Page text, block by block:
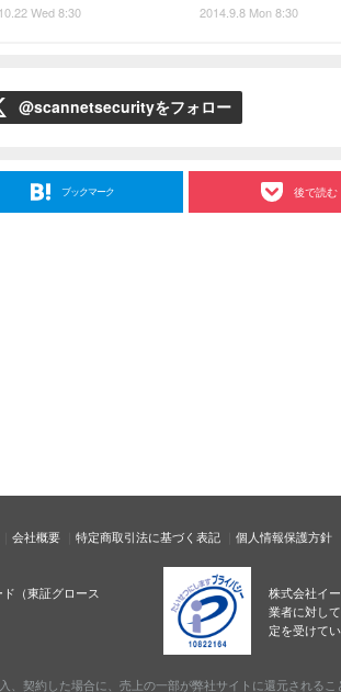
Wed 8:30 2014.9.8 Mon 8:30
@scannetsecurityをフォロー
ブックマーク 後で読む
会社概要 特定商取引法に基づく表記 個人情報保護方針
（東証グロース
株式会社イ
業者に対し
定を受けてい
、契約した場合に、売上の一部が弊社サイトに還元されるこ